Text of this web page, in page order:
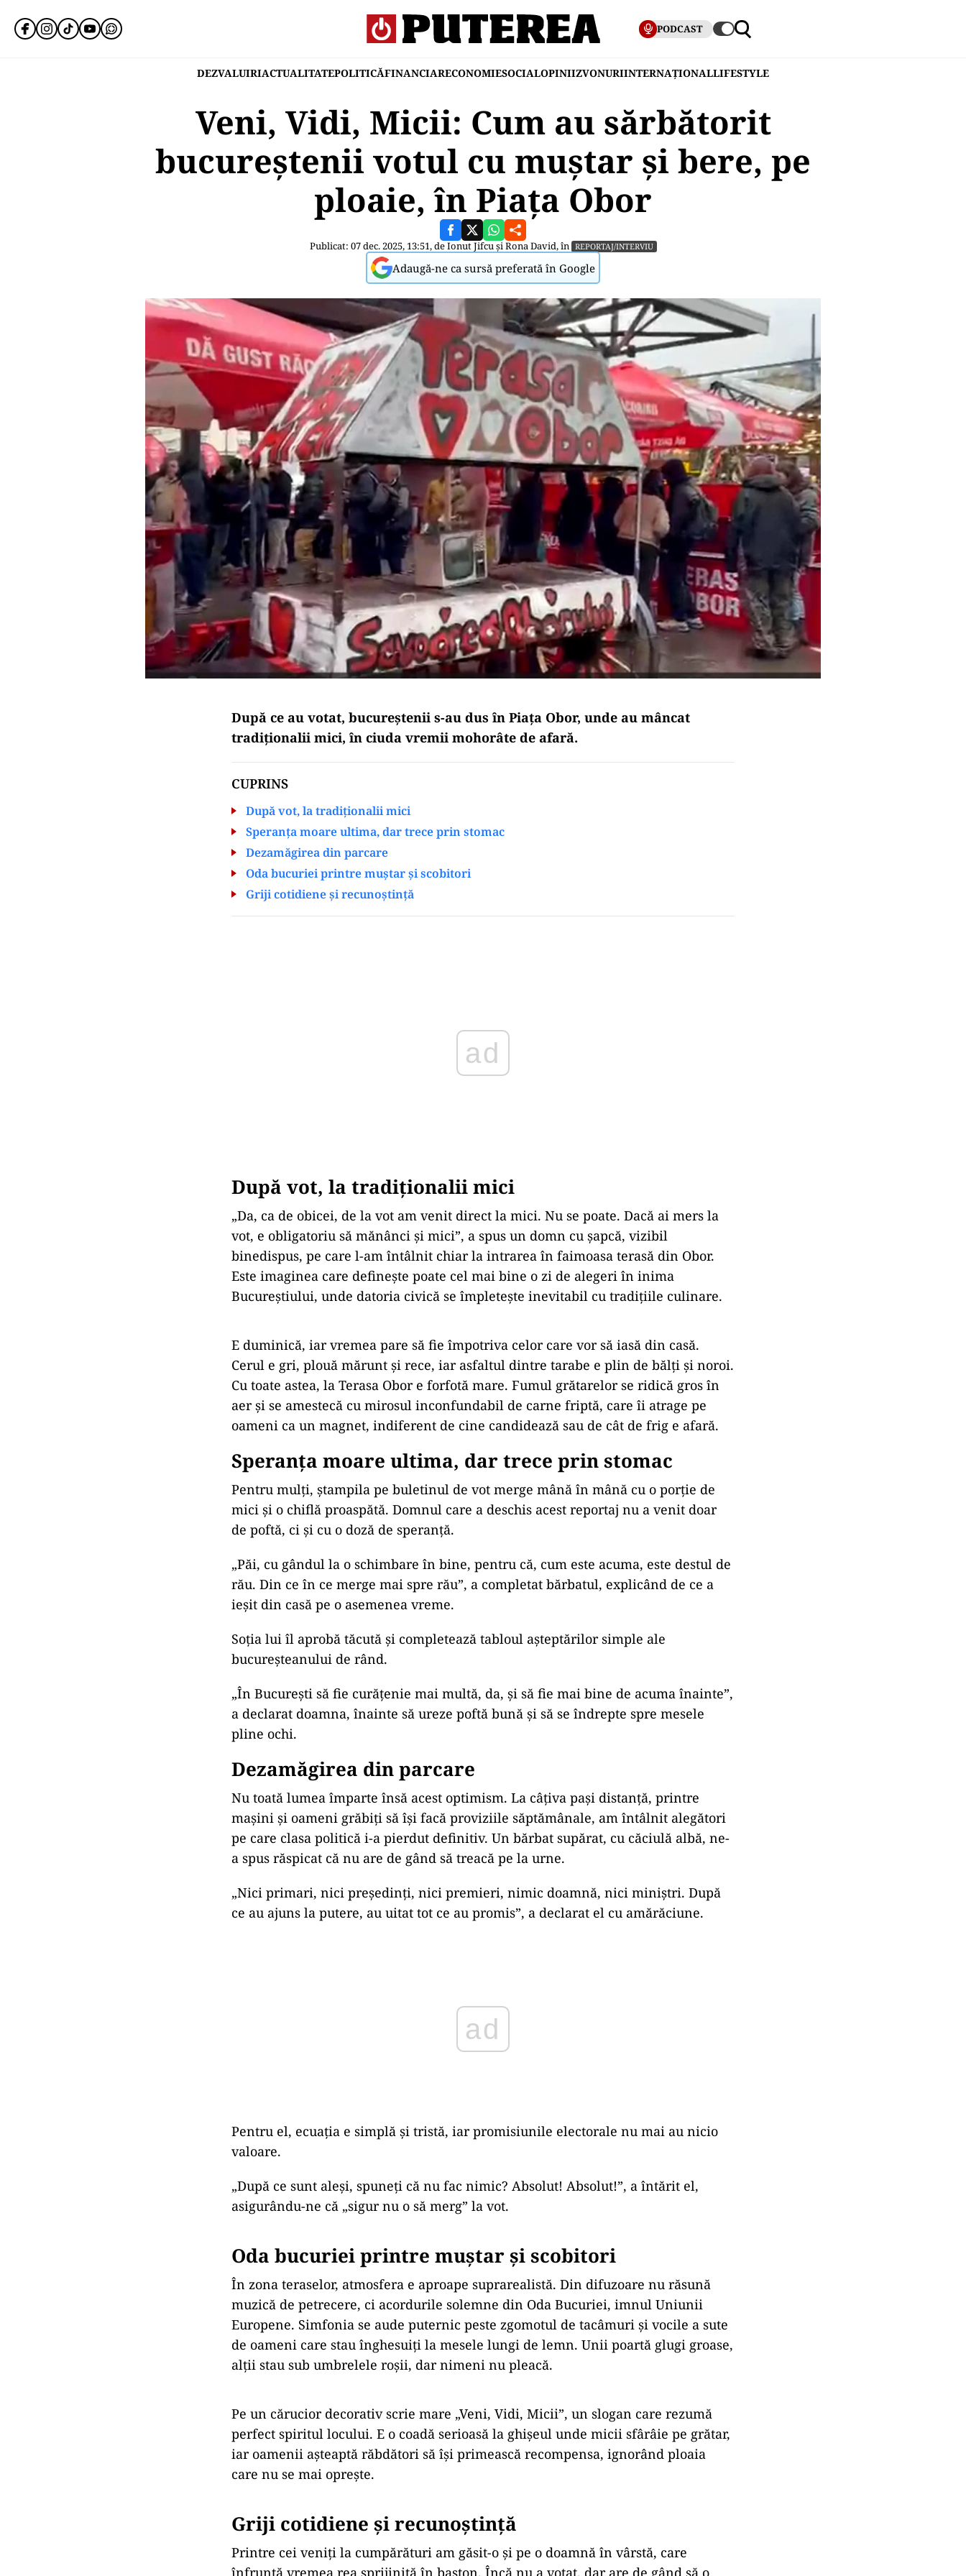
PODCAST
DEZVALUIRIACTUALITATEPOLITICĂFINANCIARECONOMIESOCIALOPINIIZVONURIINTERNAȚIONALLIFESTYLE
Veni, Vidi, Micii: Cum au sărbătorit
bucureștenii votul cu muștar și bere, pe
ploaie, în Piața Obor
Publicat: 07 dec. 2025, 13:51, deIonut JifcușiRona David, în REPORTAJ/INTERVIU
Adaugă-ne ca sursă preferată în Google
După ce au votat, bucureştenii s-au dus în Piaţa Obor, unde au mâncat
tradiţionalii mici, în ciuda vremii mohorâte de afară.
CUPRINS
După vot, la tradiţionalii mici
Speranța moare ultima, dar trece prin stomac
Dezamăgirea din parcare
Oda bucuriei printre muștar și scobitori
Griji cotidiene și recunoștință
ad
După vot, la tradiţionalii mici
„Da, ca de obicei, de la vot am venit direct la mici. Nu se poate. Dacă ai mers la
vot, e obligatoriu să mănânci și mici”, a spus un domn cu șapcă, vizibil
binedispus, pe care l-am întâlnit chiar la intrarea în faimoasa terasă din Obor.
Este imaginea care definește poate cel mai bine o zi de alegeri în inima
Bucureștiului, unde datoria civică se împletește inevitabil cu tradițiile culinare.
E duminică, iar vremea pare să fie împotriva celor care vor să iasă din casă.
Cerul e gri, plouă mărunt și rece, iar asfaltul dintre tarabe e plin de bălți și noroi.
Cu toate astea, la Terasa Obor e forfotă mare. Fumul grătarelor se ridică gros în
aer și se amestecă cu mirosul inconfundabil de carne friptă, care îi atrage pe
oameni ca un magnet, indiferent de cine candidează sau de cât de frig e afară.
Speranța moare ultima, dar trece prin stomac
Pentru mulți, ștampila pe buletinul de vot merge mână în mână cu o porție de
mici și o chiflă proaspătă. Domnul care a deschis acest reportaj nu a venit doar
de poftă, ci și cu o doză de speranță.
„Păi, cu gândul la o schimbare în bine, pentru că, cum este acuma, este destul de
rău. Din ce în ce merge mai spre rău”, a completat bărbatul, explicând de ce a
ieșit din casă pe o asemenea vreme.
Soția lui îl aprobă tăcută și completează tabloul așteptărilor simple ale
bucureșteanului de rând.
„În București să fie curățenie mai multă, da, și să fie mai bine de acuma înainte”,
a declarat doamna, înainte să ureze poftă bună și să se îndrepte spre mesele
pline ochi.
Dezamăgirea din parcare
Nu toată lumea împarte însă acest optimism. La câțiva pași distanță, printre
mașini și oameni grăbiți să își facă proviziile săptămânale, am întâlnit alegători
pe care clasa politică i-a pierdut definitiv. Un bărbat supărat, cu căciulă albă, ne-
a spus răspicat că nu are de gând să treacă pe la urne.
„Nici primari, nici președinți, nici premieri, nimic doamnă, nici miniștri. După
ce au ajuns la putere, au uitat tot ce au promis”, a declarat el cu amărăciune.
ad
Pentru el, ecuația e simplă și tristă, iar promisiunile electorale nu mai au nicio
valoare.
„După ce sunt aleși, spuneți că nu fac nimic? Absolut! Absolut!”, a întărit el,
asigurându-ne că „sigur nu o să merg” la vot.
Oda bucuriei printre muștar și scobitori
În zona teraselor, atmosfera e aproape suprarealistă. Din difuzoare nu răsună
muzică de petrecere, ci acordurile solemne din Oda Bucuriei, imnul Uniunii
Europene. Simfonia se aude puternic peste zgomotul de tacâmuri și vocile a sute
de oameni care stau înghesuiți la mesele lungi de lemn. Unii poartă glugi groase,
alții stau sub umbrelele roșii, dar nimeni nu pleacă.
Pe un cărucior decorativ scrie mare „Veni, Vidi, Micii”, un slogan care rezumă
perfect spiritul locului. E o coadă serioasă la ghișeul unde micii sfârâie pe grătar,
iar oamenii așteaptă răbdători să își primească recompensa, ignorând ploaia
care nu se mai oprește.
Griji cotidiene și recunoștință
Printre cei veniți la cumpărături am găsit-o și pe o doamnă în vârstă, care
înfruntă vremea rea sprijinită în baston. Încă nu a votat, dar are de gând să o